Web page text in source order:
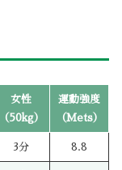
女性
（50kg）
運動強度
（Mets）
3分 8.8